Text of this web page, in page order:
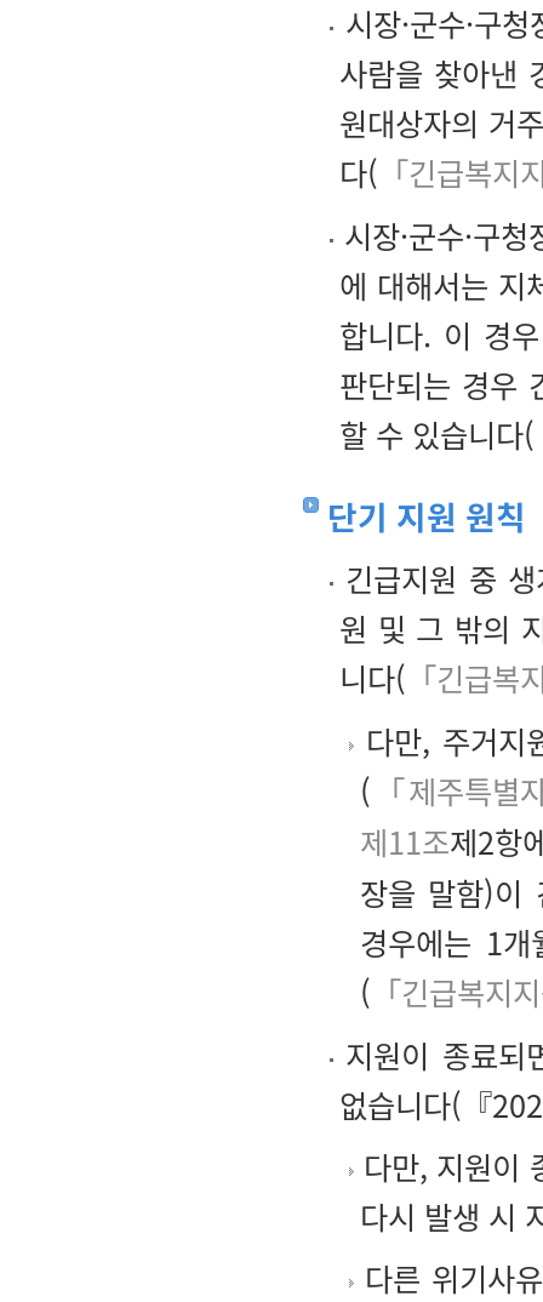
시장·군수·구
사람을 찾아낸
원대상자의 거
다( 「긴급복지
시장·군수·구
에 대해서는 지
합니다. 이 경
판단되는 경우
할 수 있습니다(
단기 지원 원칙
긴급지원 중
원 및 그 밖의
니다( 「긴급
다만, 주거지
( 「제주특
제11조제2항
장을 말함)이
경우에는 1
( 「긴급복지
지원이 종료되
없습니다(『
다만, 지원이
다시 발생 시
다른 위기사